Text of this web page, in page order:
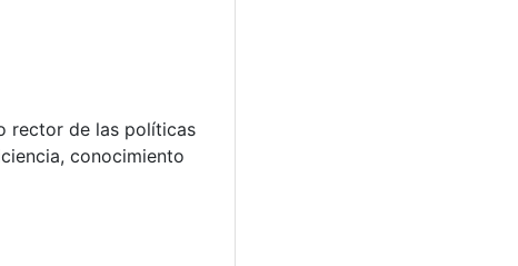
rector de las políticas
conocimiento